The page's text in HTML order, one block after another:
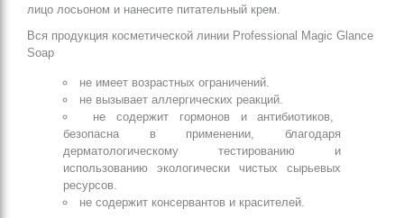
лицо лосьоном и нанесите питательный крем.
Вся продукция косметической линии Professional Magic Glance
Soap
не имеет возрастных ограничений.
не вызывает аллергических реакций.
не содержит гормонов и антибиотиков,
безопасна в применении, благодаря
дерматологическому тестированию и
использованию экологически чистых сырьевых
ресурсов.
не содержит консервантов и красителей.